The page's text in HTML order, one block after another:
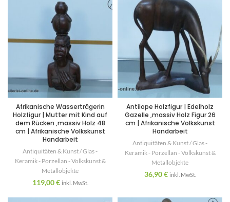
Afrikanische Wasserträgerin
Holzfigur | Mutter mit Kind auf
dem Rücken ,massiv Holz 48
cm | Afrikanische Volkskunst
Handarbeit
Antiquitäten & Kunst / Glas -
Keramik - Porzellan - Volkskunst &
Metallobjekte
119,00€ inkl. MwSt.
Antilope Holzfigur | Edelholz
Gazelle ,massiv Holz Figur 26
cm | Afrikanische Volkskunst
Handarbeit
Antiquitäten & Kunst / Glas -
Keramik - Porzellan - Volkskunst &
Metallobjekte
36,90€ inkl. MwSt.